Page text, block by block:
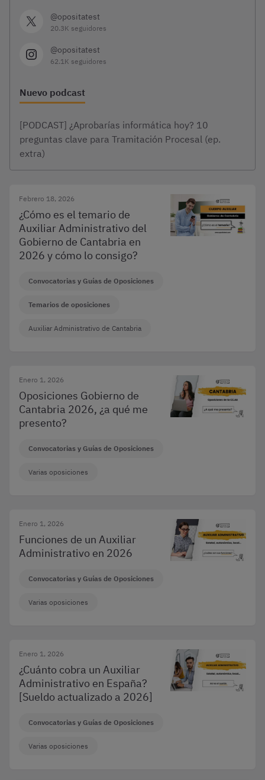
@opositatest
20.3K seguidores
@opositatest
62.1K seguidores
Nuevo podcast
[PODCAST] ¿Aprobarías informática hoy? 10
preguntas clave para Tramitación Procesal (ep.
extra)
Febrero 18, 2026
¿Cómo es el temario de
Auxiliar Administrativo del
Gobierno de Cantabria en
2026 y cómo lo consigo?
Convocatorias y Guías de Oposiciones
Temarios de oposiciones
Auxiliar Administrativo de Cantabria
Enero 1, 2026
Oposiciones Gobierno de
Cantabria 2026, ¿a qué me
presento?
Convocatorias y Guías de Oposiciones
Varias oposiciones
Enero 1, 2026
Funciones de un Auxiliar
Administrativo en 2026
Convocatorias y Guías de Oposiciones
Varias oposiciones
Enero 1, 2026
¿Cuánto cobra un Auxiliar
Administrativo en España?
[Sueldo actualizado a 2026]
Convocatorias y Guías de Oposiciones
Varias oposiciones